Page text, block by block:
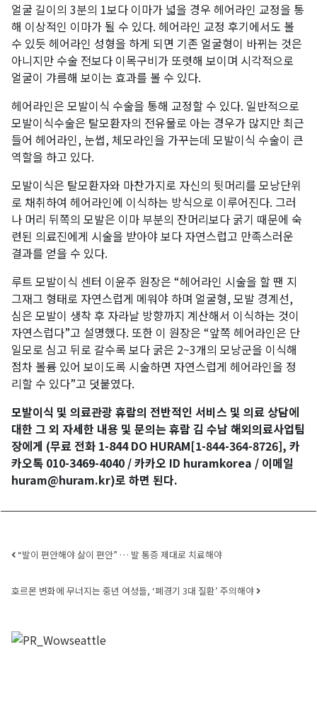
얼굴 길이의 3분의 1보다 이마가 넓을 경우 헤어라인 교정을 통
해 이상적인 이마가 될 수 있다. 헤어라인 교정 후기에서도 볼
수 있듯 헤어라인 성형을 하게 되면 기존 얼굴형이 바뀌는 것은
아니지만 수술 전보다 이목구비가 또렷해 보이며 시각적으로
얼굴이 갸름해 보이는 효과를 볼 수 있다.
헤어라인은 모발이식 수술을 통해 교정할 수 있다. 일반적으로
모발이식수술은 탈모환자의 전유물로 아는 경우가 많지만 최근
들어 헤어라인, 눈썹, 체모라인을 가꾸는데 모발이식 수술이 큰
역할을 하고 있다.
모발이식은 탈모환자와 마찬가지로 자신의 뒷머리를 모낭단위
로 채취하여 헤어라인에 이식하는 방식으로 이루어진다. 그러
나 머리 뒤쪽의 모발은 이마 부분의 잔머리보다 굵기 때문에 숙
련된 의료진에게 시술을 받아야 보다 자연스럽고 만족스러운
결과를 얻을 수 있다.
루트 모발이식 센터 이윤주 원장은 “헤어라인 시술을 할 땐 지
그재그 형태로 자연스럽게 메워야 하며 얼굴형, 모발 경계선,
심은 모발이 생착 후 자라날 방향까지 계산해서 이식하는 것이
자연스럽다”고 설명했다. 또한 이 원장은 “앞쪽 헤어라인은 단
일모로 심고 뒤로 갈수록 보다 굵은 2~3개의 모낭군을 이식해
점차 볼륨 있어 보이도록 시술하면 자연스럽게 헤어라인을 정
리할 수 있다”고 덧붙였다.
모발이식 및 의료관광 휴람의 전반적인 서비스 및 의료 상담에
대한 그 외 자세한 내용 및 문의는 휴람 김 수남 해외의료사업팀
장에게 (무료 전화 1-844 DO HURAM[1-844-364-8726], 카
카오톡 010-3469-4040 / 카카오 ID huramkorea / 이메일
huram@huram.kr)로 하면 된다.
Post navigation
“발이 편안해야 삶이 편안” … 발 통증 제대로 치료해야
호르몬 변화에 무너지는 중년 여성들, ‘폐경기 3대 질환’ 주의해야